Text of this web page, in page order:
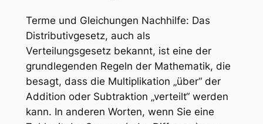
Terme und Gleichungen Nachhilfe: Das
Distributivgesetz, auch als
Verteilungsgesetz bekannt, ist eine der
grundlegenden Regeln der Mathematik, die
besagt, dass die Multiplikation „über“ der
Addition oder Subtraktion „verteilt“ werden
kann. In anderen Worten, wenn Sie eine